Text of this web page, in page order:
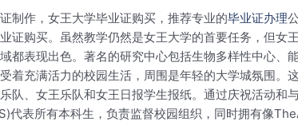
制作，女王大学毕业证购买，推荐专业的毕业证办理
证购买。虽然教学仍然是女王大学的首要任务，但
都表现出色。著名的研究中心包括生物多样性中心
着充满活力的校园生活，周围是年轻的大学城氛围
队、女王乐队和女王日报学生报纸。通过庆祝活动
代表所有本科生，负责监督校园组织，同时拥有像